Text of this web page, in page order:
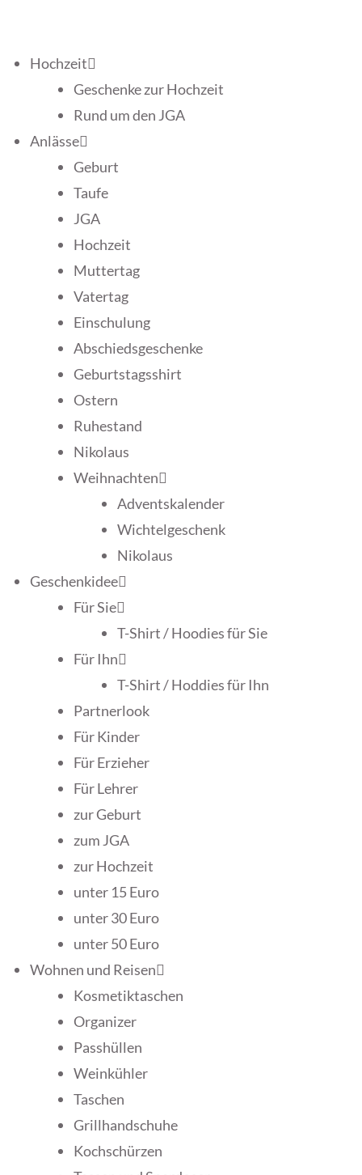
Hochzeit
Geschenke zur Hochzeit
Rund um den JGA
Anlässe
Geburt
Taufe
JGA
Hochzeit
Muttertag
Vatertag
Einschulung
Abschiedsgeschenke
Geburtstagsshirt
Ostern
Ruhestand
Nikolaus
Weihnachten
Adventskalender
Wichtelgeschenk
Nikolaus
Geschenkidee
Für Sie
T-Shirt / Hoodies für Sie
Für Ihn
T-Shirt / Hoddies für Ihn
Partnerlook
Für Kinder
Für Erzieher
Für Lehrer
zur Geburt
zum JGA
zur Hochzeit
unter 15 Euro
unter 30 Euro
unter 50 Euro
Wohnen und Reisen
Kosmetiktaschen
Organizer
Passhüllen
Weinkühler
Taschen
Grillhandschuhe
Kochschürzen